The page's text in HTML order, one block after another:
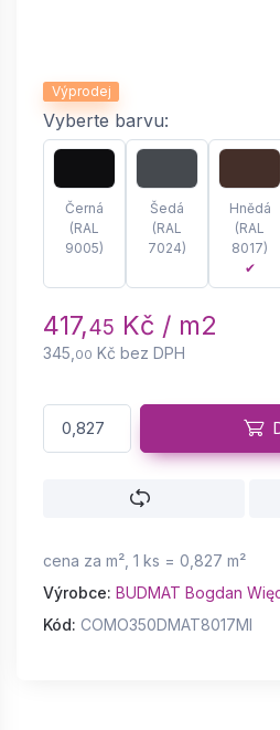
Výprodej
Vyberte barvu:
Černá
(RAL
9005)
Šedá
(RAL
7024)
Hnědá
(RAL
8017)
✔
417,45 Kč / m2
345, 00 Kč bez DPH
cena za m², 1 ks = 0,827 m²
Výrobce: BUDMAT Bogdan
Kód: COMO350DMAT8017MI